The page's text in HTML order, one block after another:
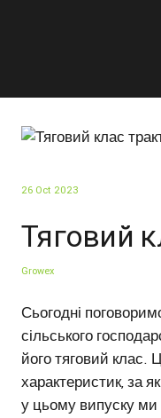
26 Oct 2023
Тяговий
Growex
Сьогодні
сільського
його тяговий клас.
характеристик, за
у цьому випуску ми